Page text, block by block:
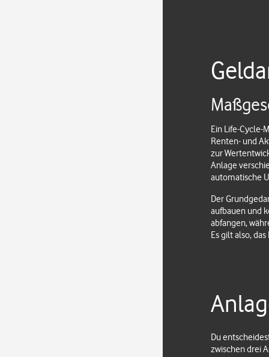
Ein Life-Cycle-
Renten- und
zur
Anlage
automatische
Der
aufbauen und
abfangen,
Es gilt also,
Du
zwischen drei